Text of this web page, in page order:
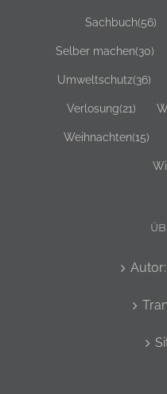
Sachbuch(56)
Selber machen(30)
Umweltschutz(36)
Verlosung(21)
Weihnachten(15)